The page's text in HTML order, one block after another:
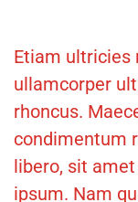
Etiam ultricies
ullamcorper
rhoncus.
condimentum
libero, sit
ipsum. Nam